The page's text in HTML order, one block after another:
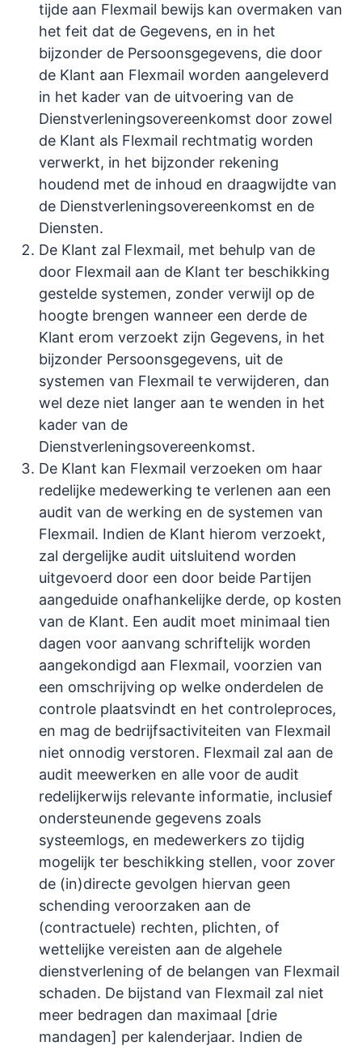
tijde aan Flexmail bewijs kan overmaken van
het feit dat de Gegevens, en in het
bijzonder de Persoonsgegevens, die door
de Klant aan Flexmail worden aangeleverd
in het kader van de uitvoering van de
Dienstverleningsovereenkomst door zowel
de Klant als Flexmail rechtmatig worden
verwerkt, in het bijzonder rekening
houdend met de inhoud en draagwijdte van
de Dienstverleningsovereenkomst en de
Diensten.
De Klant zal Flexmail, met behulp van de
door Flexmail aan de Klant ter beschikking
gestelde systemen, zonder verwijl op de
hoogte brengen wanneer een derde de
Klant erom verzoekt zijn Gegevens, in het
bijzonder Persoonsgegevens, uit de
systemen van Flexmail te verwijderen, dan
wel deze niet langer aan te wenden in het
kader van de
Dienstverleningsovereenkomst.
De Klant kan Flexmail verzoeken om haar
redelijke medewerking te verlenen aan een
audit van de werking en de systemen van
Flexmail. Indien de Klant hierom verzoekt,
zal dergelijke audit uitsluitend worden
uitgevoerd door een door beide Partijen
aangeduide onafhankelijke derde, op kosten
van de Klant. Een audit moet minimaal tien
dagen voor aanvang schriftelijk worden
aangekondigd aan Flexmail, voorzien van
een omschrijving op welke onderdelen de
controle plaatsvindt en het controleproces,
en mag de bedrijfsactiviteiten van Flexmail
niet onnodig verstoren. Flexmail zal aan de
audit meewerken en alle voor de audit
redelijkerwijs relevante informatie, inclusief
ondersteunende gegevens zoals
systeemlogs, en medewerkers zo tijdig
mogelijk ter beschikking stellen, voor zover
de (in)directe gevolgen hiervan geen
schending veroorzaken aan de
(contractuele) rechten, plichten, of
wettelijke vereisten aan de algehele
dienstverlening of de belangen van Flexmail
schaden. De bijstand van Flexmail zal niet
meer bedragen dan maximaal [drie
mandagen] per kalenderjaar. Indien de